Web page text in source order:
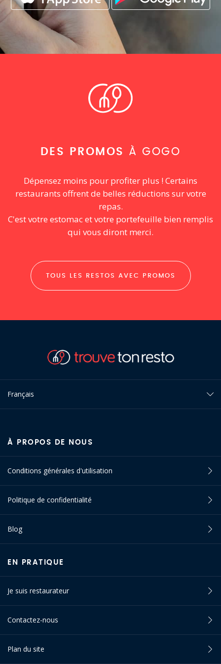
DES PROMOS À GOGO
Dépensez moins pour profiter plus ! Certains
restaurants offrent de belles réductions sur votre
repas.
C'est votre estomac et votre portefeuille bien remplis
qui vous diront merci.
TOUS LES RESTOS AVEC PROMOS
Français
À PROPOS DE NOUS
Conditions générales d'utilisation
Politique de confidentialité
Blog
EN PRATIQUE
Je suis restaurateur
Contactez-nous
Plan du site